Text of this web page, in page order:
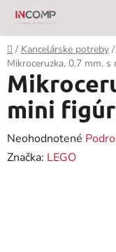
Prejsť
obsah
Domov
/ Kancelárske potreby /
Mikroceruzka, 0,7 mm,
mini
Priemerné
hodnotenie
Neohodnotené
Značka: LEGO